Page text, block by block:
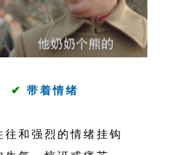
✔ 带着情绪
往和强烈的情绪挂钩